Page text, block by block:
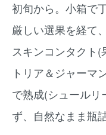
初旬から。小箱で
厳しい選果を経て
スキンコンタクト
トリア＆ジャーマ
で熟成(シュール
ず、自然なまま瓶詰